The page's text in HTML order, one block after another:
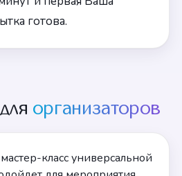
готова.
организаторов
класс универсальной